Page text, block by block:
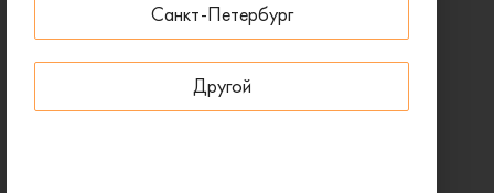
Санкт-Петербург
Другой